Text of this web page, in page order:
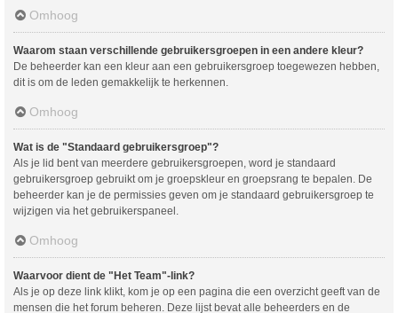
Omhoog
Waarom staan verschillende gebruikersgroepen in een andere kleur?
De beheerder kan een kleur aan een gebruikersgroep toegewezen hebben,
dit is om de leden gemakkelijk te herkennen.
Omhoog
Wat is de "Standaard gebruikersgroep"?
Als je lid bent van meerdere gebruikersgroepen, word je standaard
gebruikersgroep gebruikt om je groepskleur en groepsrang te bepalen. De
beheerder kan je de permissies geven om je standaard gebruikersgroep te
wijzigen via het gebruikerspaneel.
Omhoog
Waarvoor dient de "Het Team"-link?
Als je op deze link klikt, kom je op een pagina die een overzicht geeft van de
mensen die het forum beheren. Deze lijst bevat alle beheerders en de